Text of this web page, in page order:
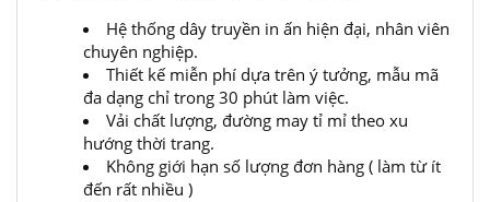
Hệ thống dây truyền in ấn hiện đại, nhân viên
chuyên nghiệp.
Thiết kế miễn phí dựa trên ý tưởng, mẫu mã
đa dạng chỉ trong 30 phút làm việc.
Vải chất lượng, đường may tỉ mỉ theo xu
hướng thời trang.
Không giới hạn số lượng đơn hàng ( làm từ ít
đến rất nhiều )